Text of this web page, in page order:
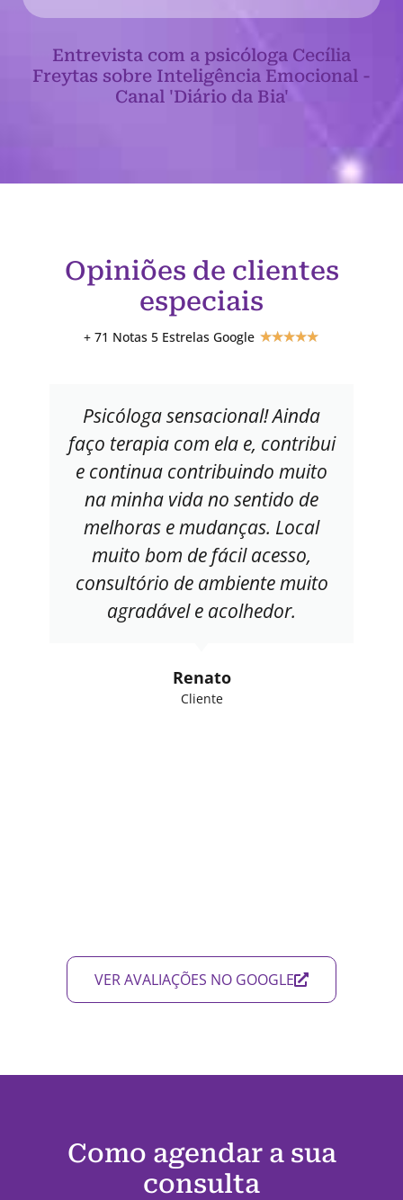
Entrevista com a psicóloga Cecília
Freytas sobre Inteligência Emocional -
Canal 'Diário da Bia'
Opiniões de clientes
especiais
+ 71 Notas 5 Estrelas Google ★★★★★
Psicóloga sensacional! Ainda
faço terapia com ela e, contribui
e continua contribuindo muito
na minha vida no sentido de
melhoras e mudanças. Local
muito bom de fácil acesso,
consultório de ambiente muito
agradável e acolhedor.
Renato
Cliente
VER AVALIAÇÕES NO GOOGLE
Como agendar a sua
consulta